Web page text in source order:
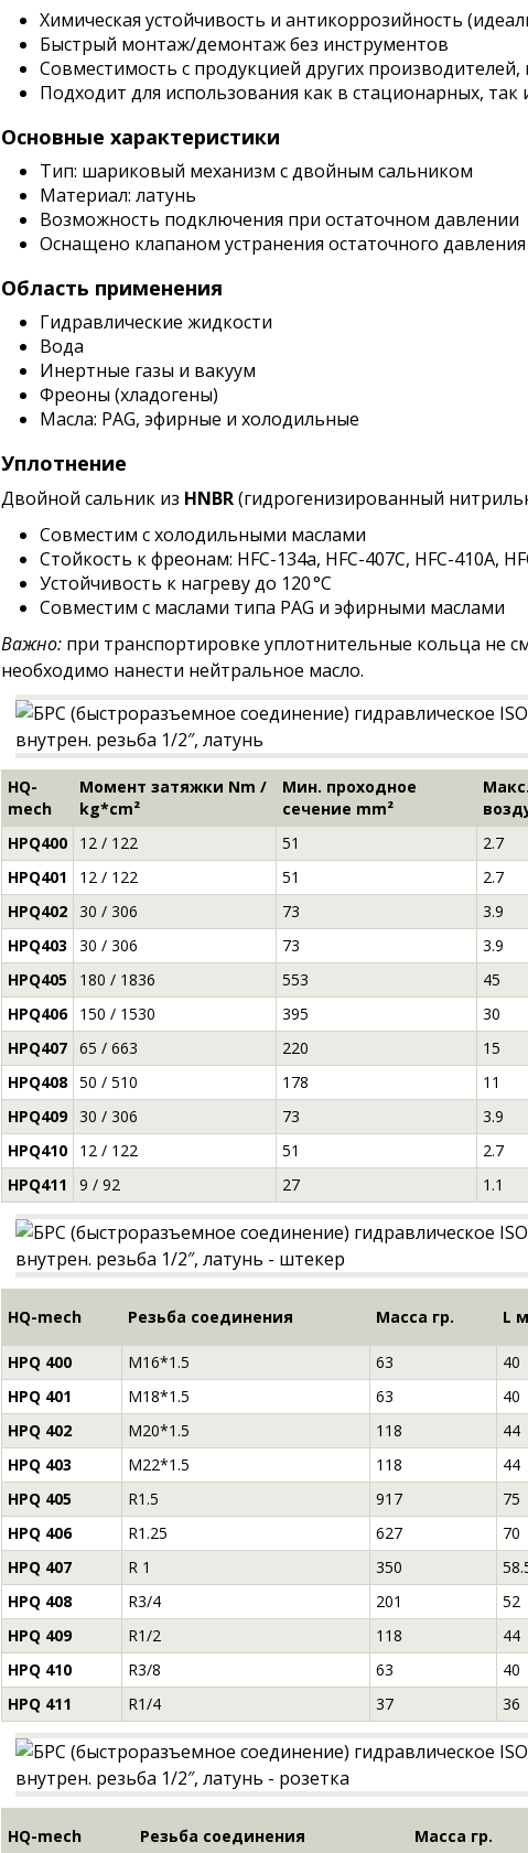
Химическая устойчивость и антикоррозийность
Быстрый монтаж/демонтаж без инструментов
Совместимость с продукцией других
Подходит для использования как в стационарных, так
Основные характеристики
Тип: шариковый механизм с двойным сальником
Материал: латунь
Возможность подключения при остаточном давлении
Оснащено клапаном устранения остаточного
Область применения
Гидравлические жидкости
Вода
Инертные газы и вакуум
Фреоны (хладогены)
Масла: PAG, эфирные и холодильные
Уплотнение
Двойной сальник из HNBR(гидрогенизированный
Совместим с холодильными маслами
Стойкость к фреонам: HFC-134a, HFC-407C, HFC-410A,
Устойчивость к нагреву до 120 °C
Совместим с маслами типа PAG и эфирными маслами
Важно:при транспортировке уплотнительные кольца не
необходимо нанести нейтральное масло.
HQ-
mech
Момент затяжки Nm /
kg*cm²
Мин. проходное
сечение mm²
HPQ400
12 / 122 51 2.7
HPQ401
12 / 122 51 2.7
HPQ402
30 / 306 73 3.9
HPQ403
30 / 306 73 3.9
HPQ405
180 / 1836 553 45
HPQ406
150 / 1530 395 30
HPQ407
65 / 663 220 15
HPQ408
50 / 510 178 11
HPQ409
30 / 306 73 3.9
HPQ410
12 / 122 51 2.7
HPQ411
9 / 92 27 1.1
HQ-mech Резьба соединения Масса гр. L
HPQ 400
M16*1.5 63 40
HPQ 401
M18*1.5 63 40
HPQ 402
M20*1.5 118 44
HPQ 403
M22*1.5 118 44
HPQ 405
R1.5 917 75
HPQ 406
R1.25 627 70
HPQ 407
R 1 350
HPQ 408
R3/4 201 52
HPQ 409
R1/2 118 44
HPQ 410
R3/8 63 40
HPQ 411
R1/4 37 36
HQ-mech Резьба соединения Масса гр.